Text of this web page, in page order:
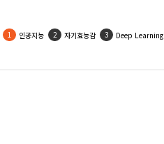
인공지능 자기효능감 Deep Learning